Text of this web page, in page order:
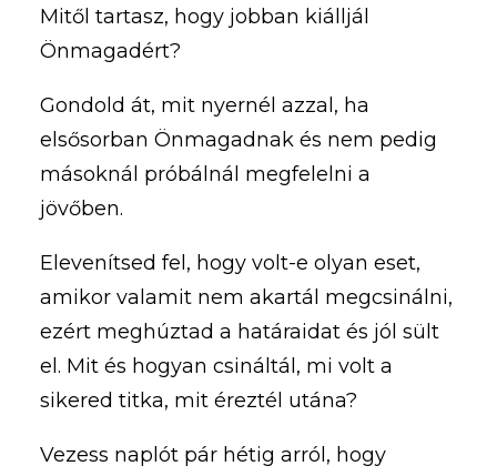
Mitől tartasz, hogy jobban kiálljál
Önmagadért?
Gondold át, mit nyernél azzal, ha
elsősorban Önmagadnak és nem pedig
másoknál próbálnál megfelelni a
jövőben.
Elevenítsed fel, hogy volt-e olyan eset,
amikor valamit nem akartál megcsinálni,
ezért meghúztad a határaidat és jól sült
el. Mit és hogyan csináltál, mi volt a
sikered titka, mit éreztél utána?
Vezess naplót pár hétig arról, hogy